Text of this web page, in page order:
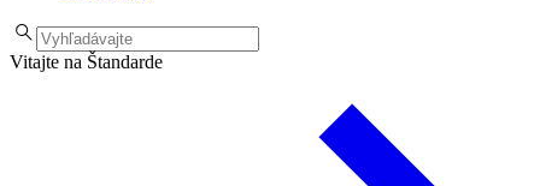
Vitajte na Štandarde